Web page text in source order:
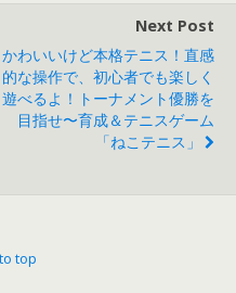
Next Post
かわいいけど本格テニス！直感
的な操作で、初心者でも楽しく
遊べるよ！トーナメント優勝を
目指せ〜育成＆テニスゲーム
「ねこテニス」
top